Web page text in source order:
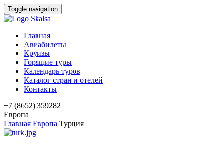
Toggle navigation
Главная
Авиабилеты
Круизы
Горящие туры
Календарь туров
Каталог стран и отелей
Контакты
+7 (8652) 359282
Европа
Главная Европа Турция